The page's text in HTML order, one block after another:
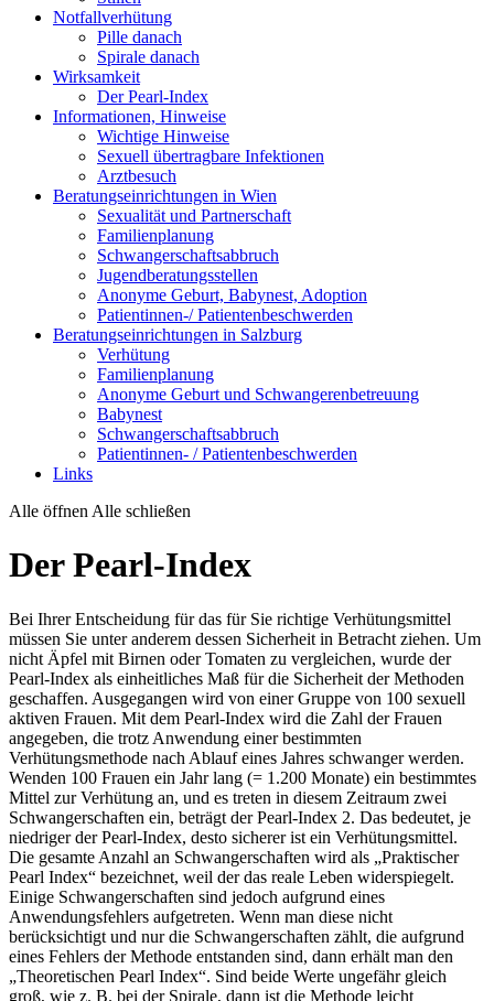
Notfallverhütung
Pille danach
Spirale danach
Wirksamkeit
Der Pearl-Index
Informationen, Hinweise
Wichtige Hinweise
Sexuell übertragbare Infektionen
Arztbesuch
Beratungseinrichtungen in Wien
Sexualität und Partnerschaft
Familienplanung
Schwangerschaftsabbruch
Jugendberatungsstellen
Anonyme Geburt, Babynest, Adoption
Patientinnen-/ Patientenbeschwerden
Beratungseinrichtungen in Salzburg
Verhütung
Familienplanung
Anonyme Geburt und Schwangerenbetreuung
Babynest
Schwangerschaftsabbruch
Patientinnen- / Patientenbeschwerden
Links
Alle öffnen Alle schließen
Der Pearl-Index
Bei Ihrer Entscheidung für das für Sie richtige Verhütungsmittel
müssen Sie unter anderem dessen Sicherheit in Betracht ziehen. Um
nicht Äpfel mit Birnen oder Tomaten zu vergleichen, wurde der
Pearl-Index als einheitliches Maß für die Sicherheit der Methoden
geschaffen. Ausgegangen wird von einer Gruppe von 100 sexuell
aktiven Frauen. Mit dem Pearl-Index wird die Zahl der Frauen
angegeben, die trotz Anwendung einer bestimmten
Verhütungsmethode nach Ablauf eines Jahres schwanger werden.
Wenden 100 Frauen ein Jahr lang (= 1.200 Monate) ein bestimmtes
Mittel zur Verhütung an, und es treten in diesem Zeitraum zwei
Schwangerschaften ein, beträgt der Pearl-Index 2. Das bedeutet, je
niedriger der Pearl-Index, desto sicherer ist ein Verhütungsmittel.
Die gesamte Anzahl an Schwangerschaften wird als „Praktischer
Pearl Index“ bezeichnet, weil der das reale Leben widerspiegelt.
Einige Schwangerschaften sind jedoch aufgrund eines
Anwendungsfehlers aufgetreten. Wenn man diese nicht
berücksichtigt und nur die Schwangerschaften zählt, die aufgrund
eines Fehlers der Methode entstanden sind, dann erhält man den
„Theoretischen Pearl Index“. Sind beide Werte ungefähr gleich
groß, wie z. B. bei der Spirale, dann ist die Methode leicht